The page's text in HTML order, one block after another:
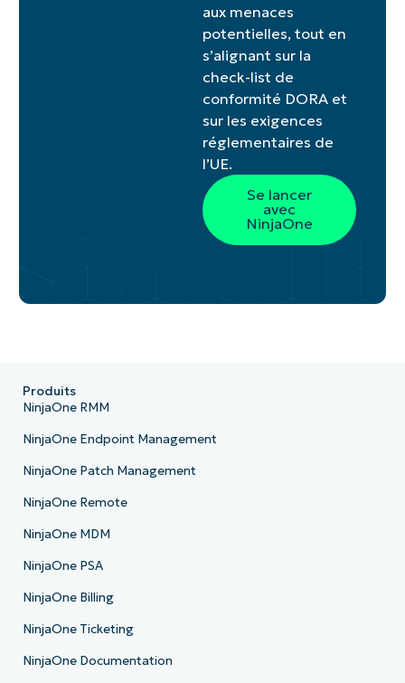
aux menaces
potentielles, tout en
s’alignant sur la
check-list de
conformité DORA et
sur les exigences
réglementaires de
l’UE.
Se lancer
avec
NinjaOne
Produits
NinjaOne RMM
NinjaOne Endpoint Management
NinjaOne Patch Management
NinjaOne Remote
NinjaOne MDM
NinjaOne PSA
NinjaOne Billing
NinjaOne Ticketing
NinjaOne Documentation